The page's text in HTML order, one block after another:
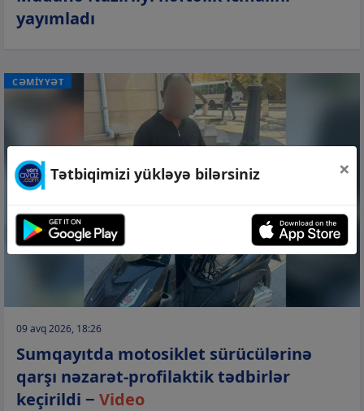
yayımladı
CƏMİYYƏT
09 avq 2026, 18:26
Sumqayıtda motosiklet sürücülərinə
qarşı nəzarət-profilaktik tədbirlər
keçirildi − Video
Tətbiqimizi yükləyə bilərsiniz ×